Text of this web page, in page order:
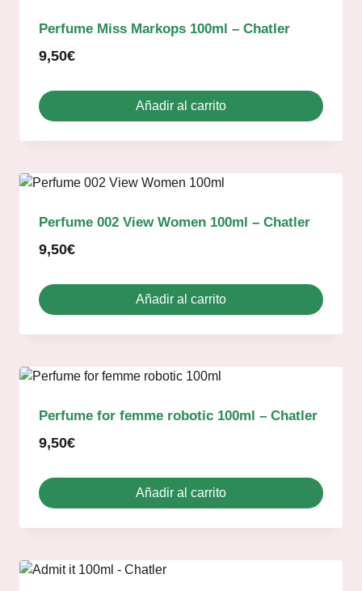
Perfume Miss Markops 100ml – Chatler
9,50€
Añadir al carrito
Perfume 002 View Women 100ml – Chatler
9,50€
Añadir al carrito
Perfume for femme robotic 100ml – Chatler
9,50€
Añadir al carrito